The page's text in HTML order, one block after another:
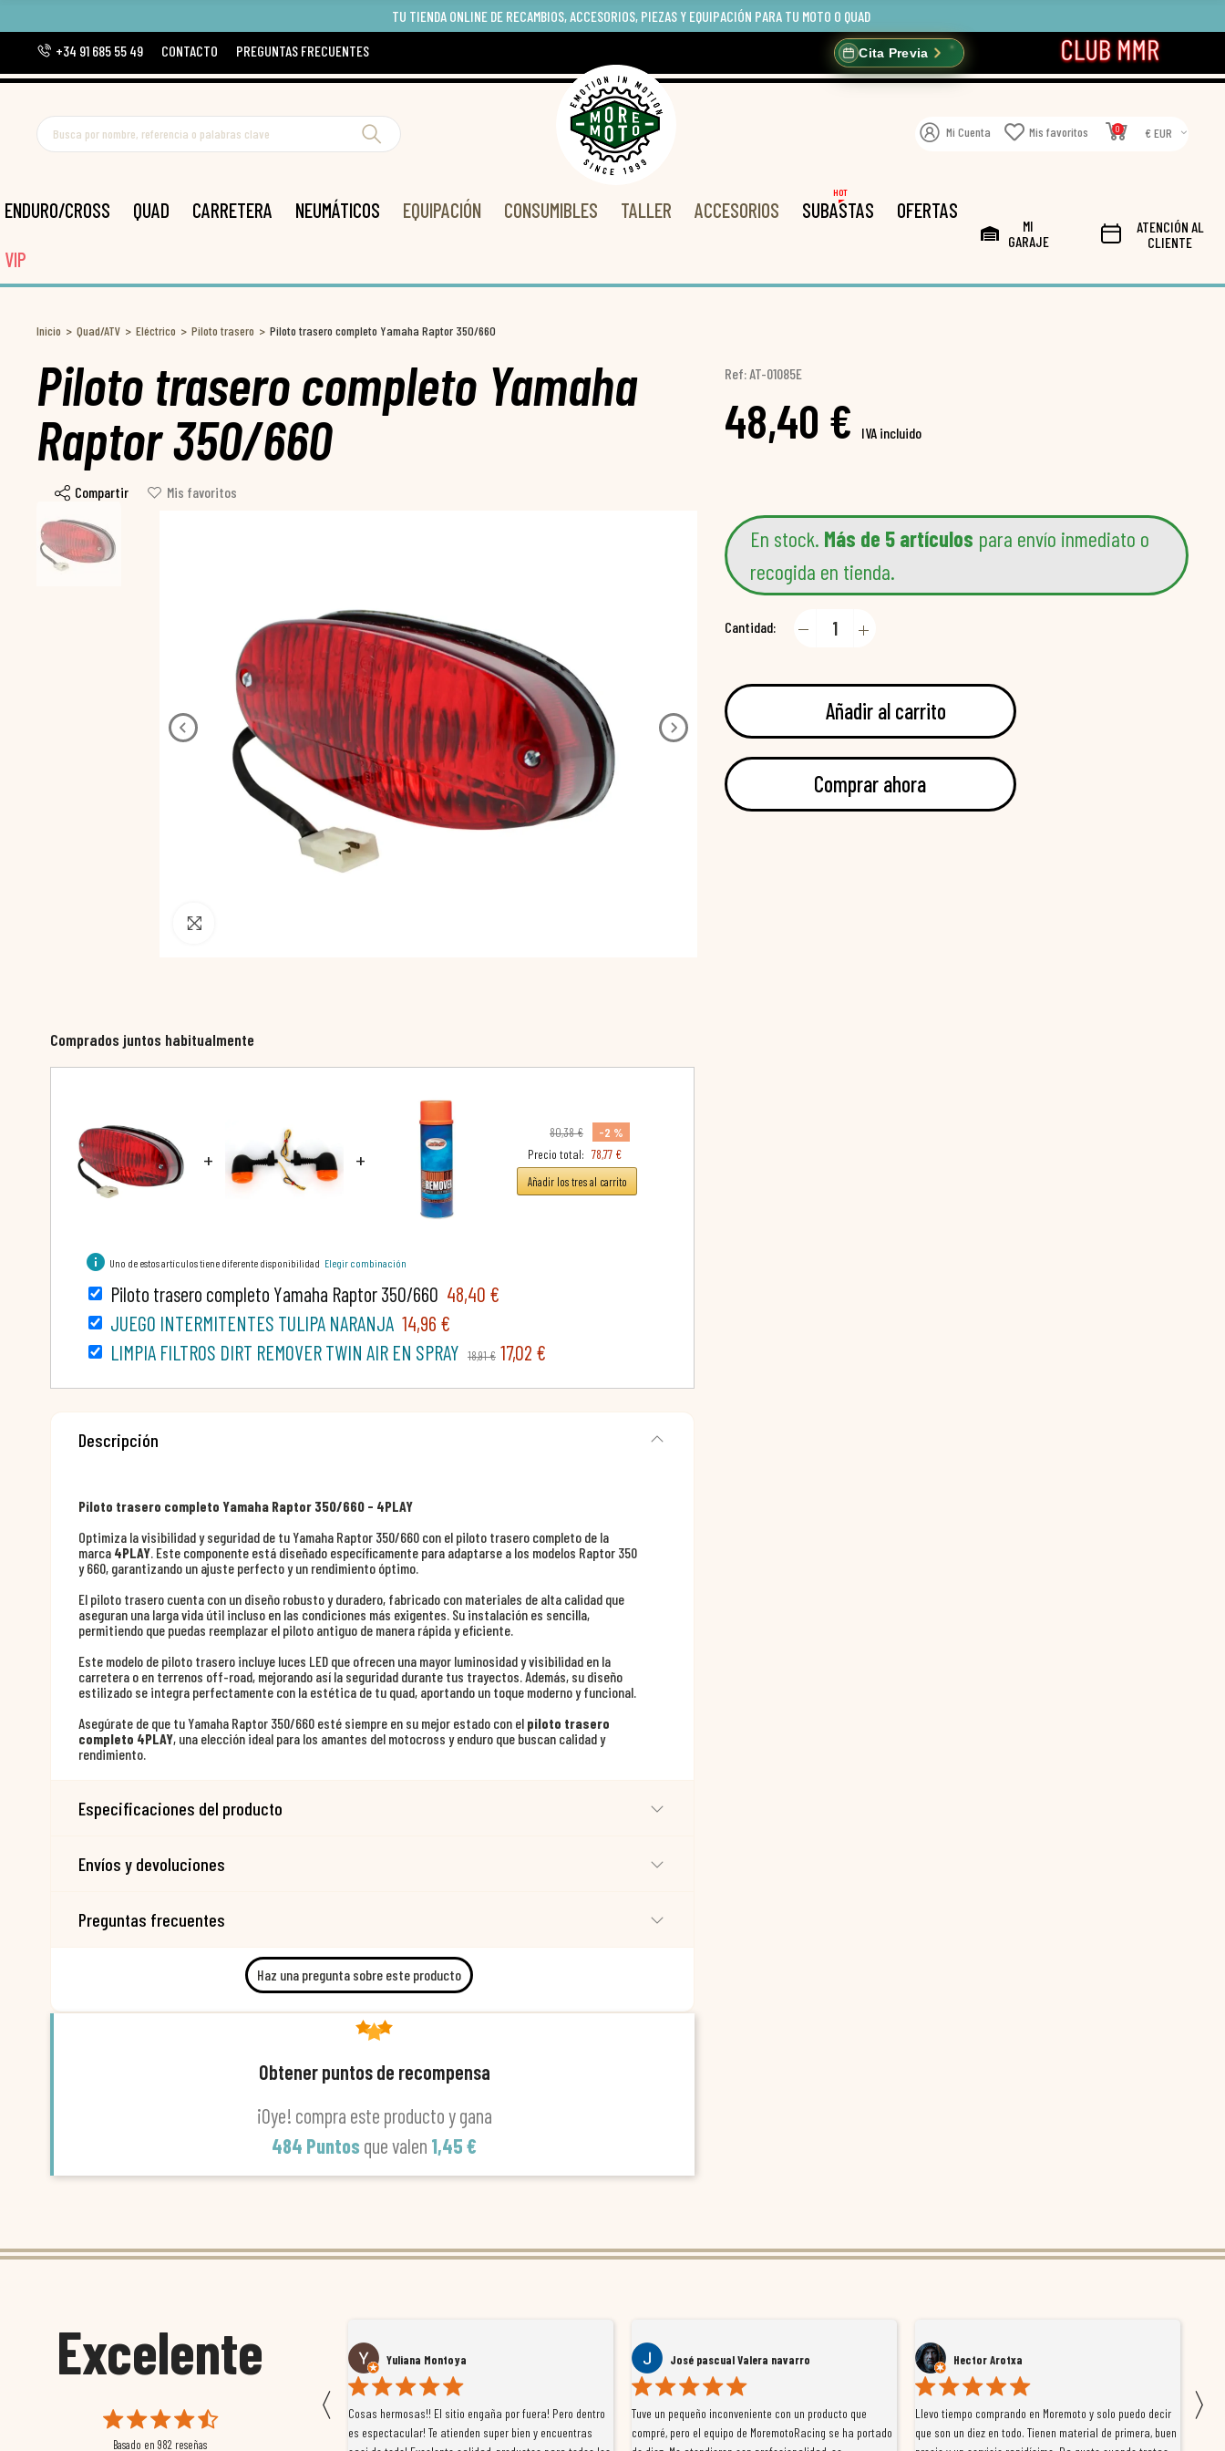
TU TIENDA ONLINE DE RECAMBIOS, ACCESORIOS, PIEZAS Y EQUIPACIÓN PARA TU MOTO O QUAD
+34 91 685 55 49
CONTACTO PREGUNTAS FRECUENTES Cita Previa
Mi Cuenta Mis favoritos 0 € EUR
ENDURO/CROSS QUAD CARRETERA NEUMÁTICOS EQUIPACIÓN CONSUMIBLES TALLER ACCESORIOS SUBASTAS
HOT
OFERTAS
VIP
MI
GARAJE
ATENCIÓN AL
CLIENTE
Inicio Quad/ATV Eléctrico Piloto trasero Piloto trasero completo Yamaha Raptor 350/660
Piloto trasero completo Yamaha
Raptor 350/660
Compartir Mis favoritos
Ref: AT-01085E
48,40 € IVA incluido
En stock. Más de 5 artículos para envío inmediato o
recogida en tienda.
Cantidad:
Añadir al carrito
Comprar ahora
Comprados juntos habitualmente
+ +
80,38 €
-2 %
Precio total: 78,77 €
Añadir los tres al carrito
info Uno de estos artículos tiene diferente disponibilidad Elegir combinación
Piloto trasero completo Yamaha Raptor 350/660 48,40 €
JUEGO INTERMITENTES TULIPA NARANJA 14,96 €
LIMPIA FILTROS DIRT REMOVER TWIN AIR EN SPRAY
18,91 € 17,02 €
Descripción
Piloto trasero completo Yamaha Raptor 350/660 - 4PLAY
Optimiza la visibilidad y seguridad de tu Yamaha Raptor 350/660 con el piloto trasero completo de la
marca 4PLAY . Este componente está diseñado específicamente para adaptarse a los modelos Raptor 350
y 660, garantizando un ajuste perfecto y un rendimiento óptimo.
El piloto trasero cuenta con un diseño robusto y duradero, fabricado con materiales de alta calidad que
aseguran una larga vida útil incluso en las condiciones más exigentes. Su instalación es sencilla,
permitiendo que puedas reemplazar el piloto antiguo de manera rápida y eficiente.
Este modelo de piloto trasero incluye luces LED que ofrecen una mayor luminosidad y visibilidad en la
carretera o en terrenos off-road, mejorando así la seguridad durante tus trayectos. Además, su diseño
estilizado se integra perfectamente con la estética de tu quad, aportando un toque moderno y funcional.
Asegúrate de que tu Yamaha Raptor 350/660 esté siempre en su mejor estado con el piloto trasero
completo 4PLAY, una elección ideal para los amantes del motocross y enduro que buscan calidad y
rendimiento.
Especificaciones del producto
Envíos y devoluciones
Preguntas frecuentes
Haz una pregunta sobre este producto
Obtener puntos de recompensa
¡Oye! compra este producto y gana
484 Puntos que valen 1,45 €
Excelente
Basado en 982 reseñas
〈
Susana García Luis
Magnífica atención al cliente. Tuvimos un pequeño
retraso en el pedido y desde el minuto uno se
Yuliana Montoya
Cosas hermosas!! El sitio engaña por fuera! Pero dentro
es espectacular! Te atienden super bien y encuentras
José pascual Valera navarro
Tuve un pequeño inconveniente con un producto que
compré, pero el equipo de MoremotoRacing se ha portado
Hector Arotxa
Llevo tiempo comprando en Moremoto y solo puedo decir
que son un diez en todo. Tienen material de primera, buen
〉